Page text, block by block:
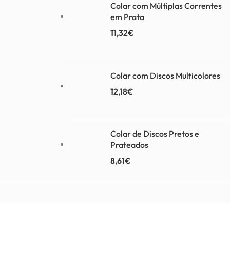
Colar com Múltiplas Correntes
em Prata
11,32€
Colar com Discos Multicolores
12,18€
Colar de Discos Pretos e
Prateados
8,61€